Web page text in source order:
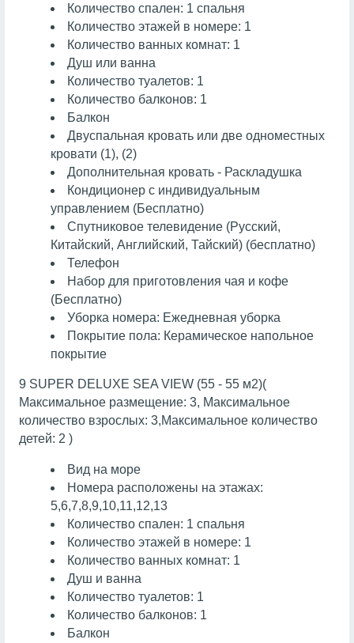
Количество спален: 1 спальня
Количество этажей в номере: 1
Количество ванных комнат: 1
Душ или ванна
Количество туалетов: 1
Количество балконов: 1
Балкон
Двуспальная кровать или две одноместных
кровати (1), (2)
Дополнительная кровать - Раскладушка
Кондиционер с индивидуальным
управлением (Бесплатно)
Спутниковое телевидение (Русский,
Китайский, Английский, Тайский) (бесплатно)
Телефон
Набор для приготовления чая и кофе
(Бесплатно)
Уборка номера: Ежедневная уборка
Покрытие пола: Керамическое напольное
покрытие
9 SUPER DELUXE SEA VIEW (55 - 55 м2)(
Максимальное размещение: 3, Максимальное
количество взрослых: 3,Максимальное количество
детей: 2 )
Вид на море
Номера расположены на этажах:
5,6,7,8,9,10,11,12,13
Количество спален: 1 спальня
Количество этажей в номере: 1
Количество ванных комнат: 1
Душ и ванна
Количество туалетов: 1
Количество балконов: 1
Балкон